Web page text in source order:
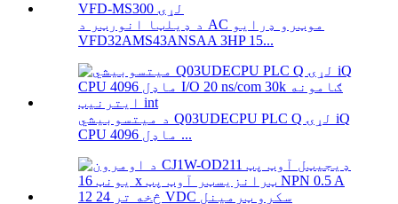
د ډیلټا انورټر د AC موټرو ډرایو
VFD32AMS43ANSAA 3HP 15...
د میتسوبیشي Q03UDECPU PLC Q لړۍ iQ
CPU ماډل 4096 ...